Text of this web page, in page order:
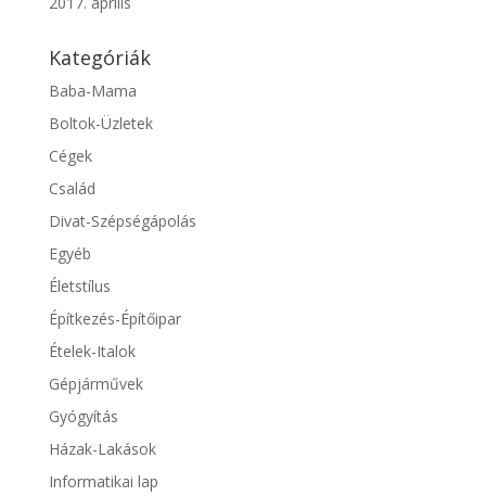
Kategóriák
Baba-Mama
Boltok-Üzletek
Cégek
Család
Divat-Szépségápolás
Egyéb
Életstílus
Építkezés-Építőipar
Ételek-Italok
Gépjárművek
Gyógyítás
Házak-Lakások
Informatikai lap